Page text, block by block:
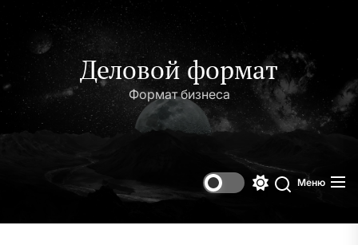
содержимому
Деловой формат
Формат бизнеса
Поиск
Меню